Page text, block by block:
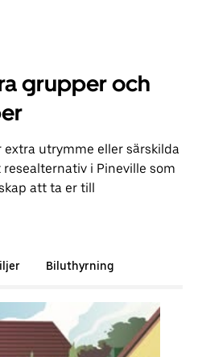
grupper och
extra utrymme eller särskilda
i Pineville som
att ta er till
Biluthyrning